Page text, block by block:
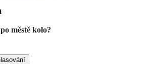
městě kolo?